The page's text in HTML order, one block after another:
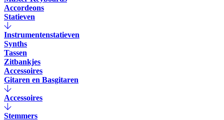
Accordeons
Statieven
Instrumentenstatieven
Synths
Tassen
Zitbankjes
Accessoires
Gitaren en Basgitaren
Accessoires
Stemmers